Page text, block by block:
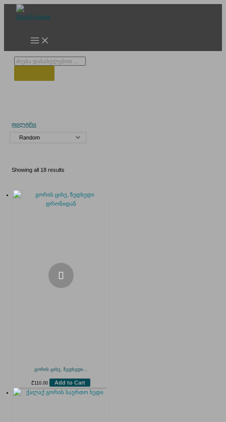
Products
ფილტრი
Showing all 18 results
გორის ციხე, ზედხედი...
₾ 110.00 Add to Cart